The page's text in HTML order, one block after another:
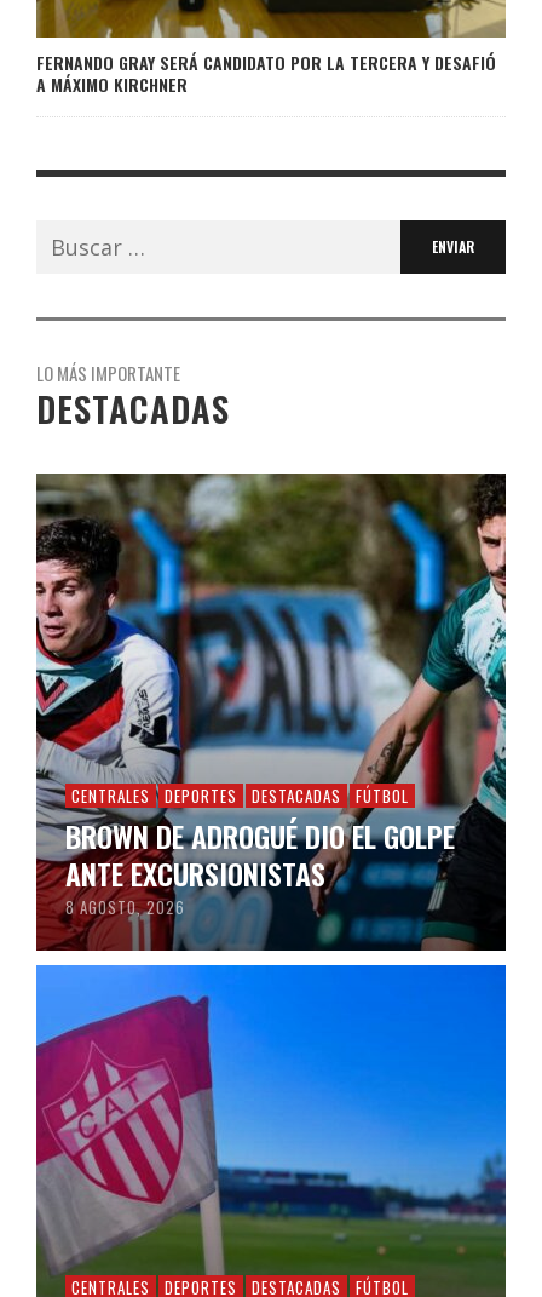
FERNANDO GRAY SERÁ CANDIDATO POR LA TERCERA Y DESAFIÓ
A MÁXIMO KIRCHNER
Buscar:
LO MÁS IMPORTANTE
DESTACADAS
CENTRALES DEPORTES DESTACADAS FÚTBOL
BROWN DE ADROGUÉ DIO EL GOLPE
ANTE EXCURSIONISTAS
8 AGOSTO, 2026
CENTRALES DEPORTES DESTACADAS FÚTBOL